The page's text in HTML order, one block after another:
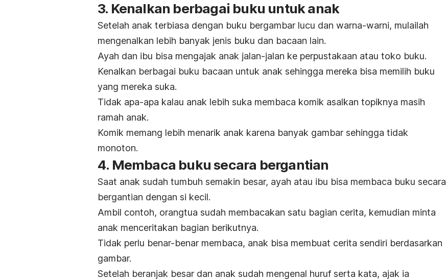
3. Kenalkan berbagai buku untuk anak
Setelah anak terbiasa dengan buku bergambar lucu dan warna-warni, mulailah
mengenalkan lebih banyak jenis buku dan bacaan lain.
Ayah dan ibu bisa mengajak anak jalan-jalan ke perpustakaan atau toko buku.
Kenalkan berbagai buku bacaan untuk anak sehingga mereka bisa memilih buku
yang mereka suka.
Tidak apa-apa kalau anak lebih suka membaca komik asalkan topiknya masih
ramah anak.
Komik memang lebih menarik anak karena banyak gambar sehingga tidak
monoton.
4. Membaca buku secara bergantian
Saat anak sudah tumbuh semakin besar, ayah atau ibu bisa membaca buku secara
bergantian dengan si kecil.
Ambil contoh, orangtua sudah membacakan satu bagian cerita, kemudian minta
anak menceritakan bagian berikutnya.
Tidak perlu benar-benar membaca, anak bisa membuat cerita sendiri berdasarkan
gambar.
Setelah beranjak besar dan anak sudah mengenal huruf serta kata, ajak ia